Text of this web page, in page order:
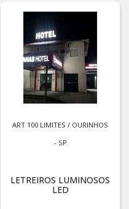
ART 100 LIMITES / OURINHOS
- SP
LETREIROS LUMINOSOS
LED